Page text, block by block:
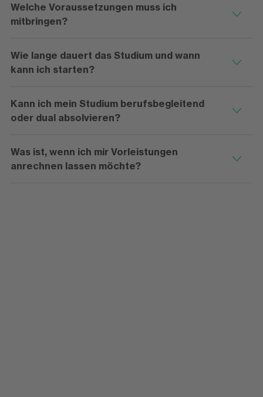
Welche Voraussetzungen muss ich
mitbringen?
Wie lange dauert das Studium und wann
kann ich starten?
Kann ich mein Studium berufsbegleitend
oder dual absolvieren?
Was ist, wenn ich mir Vorleistungen
anrechnen lassen möchte?